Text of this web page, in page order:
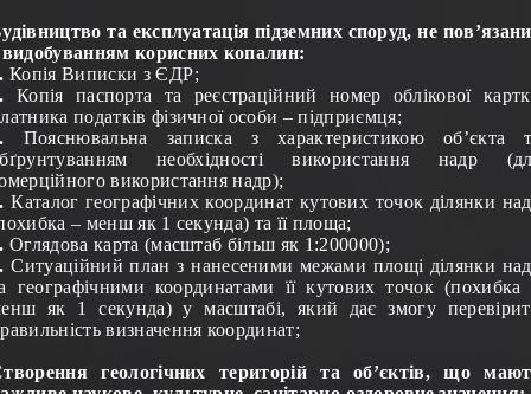
та експлуатація підземних споруд, не
видобуванням корисних копалин:
Копія Виписки з ЄДР;
Копія паспорта та реєстраційний номер облікової
податків фізичної особи – підприємця;
Пояснювальна записка з характеристикою об’єкта
необхідності використання надр
використання надр);
Каталог географічних координат кутових точок ділянки
– менш як 1 секунда) та її площа;
Оглядова карта (масштаб більш як 1:200000);
Ситуаційний план з нанесеними межами площі ділянки
географічними координатами її кутових точок (похибка
як 1 секунда) у масштабі, який дає змогу
визначення координат;
геологічних територій та об’єктів, що